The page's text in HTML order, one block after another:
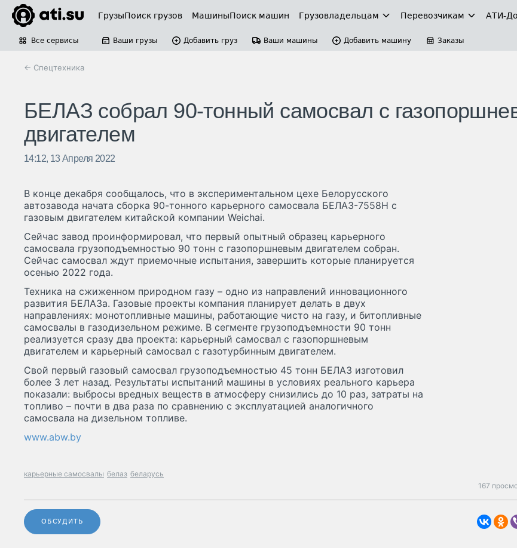
ГрузыПоиск грузов МашиныПоиск машин Грузовладельцам Перевозчикам АТИ-
Все сервисы Ваши грузы Добавить груз Ваши машины Добавить машину Заказы
← Спецтехника
БЕЛАЗ собрал 90-тонный самосвал с
двигателем
14:12, 13 Апреля 2022
В конце декабря сообщалось, что в экспериментальном цехе Белорусского
автозавода начата сборка 90-тонного карьерного самосвала БЕЛАЗ-7558Н с
газовым двигателем китайской компании Weichai.
Сейчас завод проинформировал, что первый опытный образец карьерного
самосвала грузоподъемностью 90 тонн с газопоршневым двигателем собран.
Сейчас самосвал ждут приемочные испытания, завершить которые планируется
осенью 2022 года.
Техника на сжиженном природном газу – одно из направлений инновационного
развития БЕЛАЗа. Газовые проекты компания планирует делать в двух
направлениях: монотопливные машины, работающие чисто на газу, и битопливные
самосвалы в газодизельном режиме. В сегменте грузоподъемности 90 тонн
реализуется сразу два проекта: карьерный самосвал с газопоршневым
двигателем и карьерный самосвал с газотурбинным двигателем.
Свой первый газовый самосвал грузоподъемностью 45 тонн БЕЛАЗ изготовил
более 3 лет назад. Результаты испытаний машины в условиях реального карьера
показали: выбросы вредных веществ в атмосферу снизились до 10 раз, затраты на
топливо – почти в два раза по сравнению с эксплуатацией аналогичного
самосвала на дизельном топливе.
www.abw.by
карьерные самосвалы белаз беларусь
167
ОБСУДИТЬ